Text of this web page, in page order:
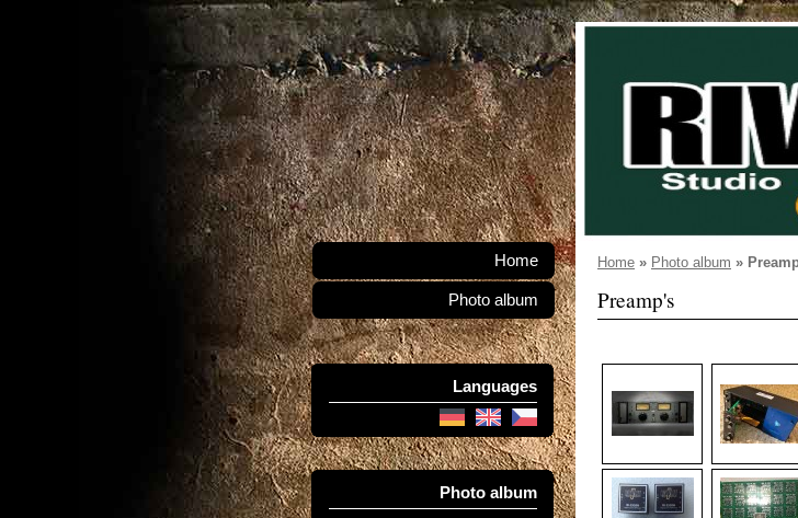
Home » Photo album »
Preamp's
Home
Photo album
Languages
Photo album